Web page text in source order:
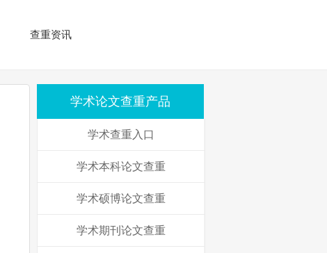
查重资讯
学术论文查重产品
学术查重入口
学术本科论文查重
学术硕博论文查重
学术期刊论文查重